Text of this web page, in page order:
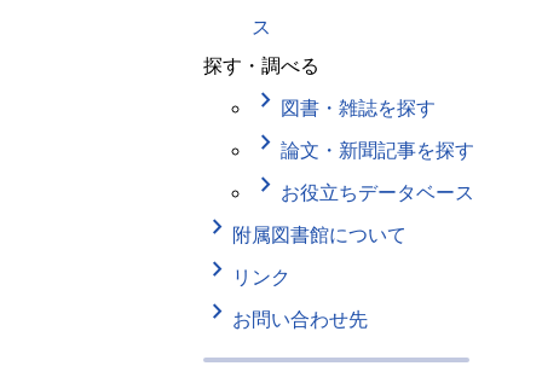
ス
探す・調べる
keyboard_arrow_right 図書・雑誌を探す
keyboard_arrow_right 論文・新聞記事を探す
keyboard_arrow_right お役立ちデータベース
keyboard_arrow_right 附属図書館について
keyboard_arrow_right リンク
keyboard_arrow_right お問い合わせ先